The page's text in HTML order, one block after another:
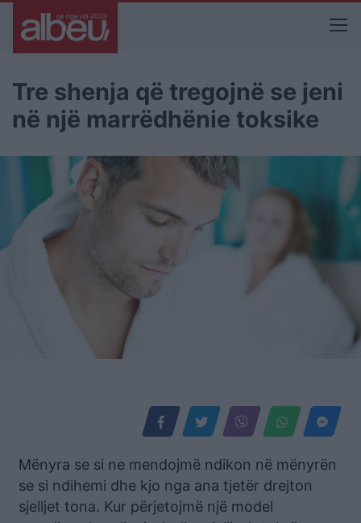
Tre shenja që tregojnë se jeni
në një marrëdhënie toksike
Mënyra se si ne mendojmë ndikon në mënyrën
se si ndihemi dhe kjo nga ana tjetër drejton
sjelljet tona. Kur përjetojmë një model